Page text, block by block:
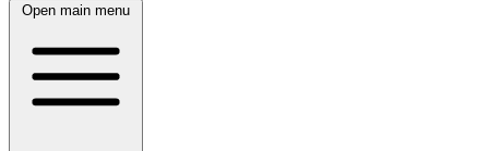
Open main menu